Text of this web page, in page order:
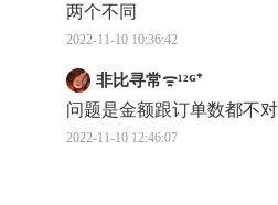
两个不同
2022-11-10 10:36:42
非比寻常ᯤ¹²ᴳ⁺
问题是金额跟订单数都不
2022-11-10 12:46:07